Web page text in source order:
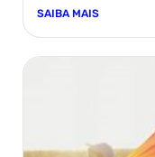
SAIBA MAIS